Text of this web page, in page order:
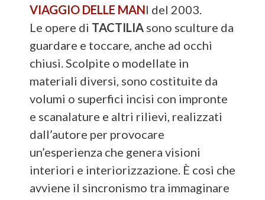
VIAGGIO DELLE MANI del 2003.
Le opere di TACTILIA sono sculture da
guardare e toccare, anche ad occhi
chiusi. Scolpite o modellate in
materiali diversi, sono costituite da
volumi o superfici incisi con impronte
e scanalature e altri rilievi, realizzati
dall’autore per provocare
un’esperienza che genera visioni
interiori e interiorizzazione. È così che
avviene il sincronismo tra immaginare